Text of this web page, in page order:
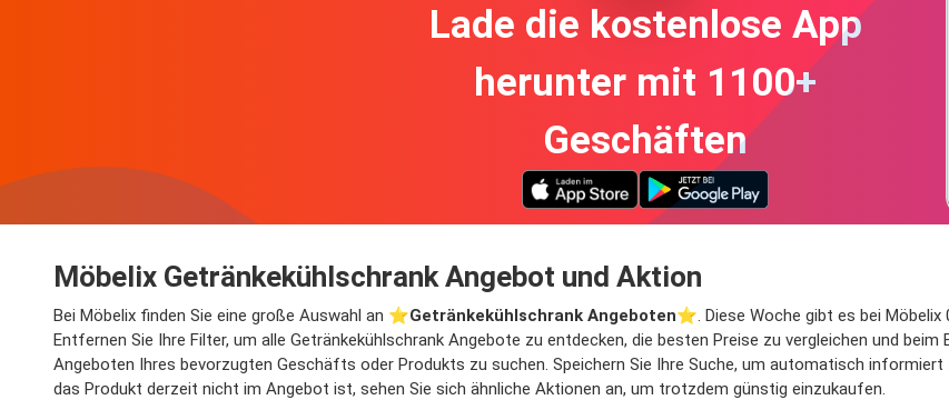
Lade die kostenlose App
herunter mit 1100+
Geschäften
Möbelix Getränkekühlschrank Angebot und Aktion
Bei Möbelix finden Sie eine große Auswahl an ⭐️Getränkekühlschrank Angeboten⭐️. Diese Woche gibt es bei
Entfernen Sie Ihre Filter, um alle Getränkekühlschrank Angebote zu entdecken, die besten Preise zu vergleichen und
Angeboten Ihres bevorzugten Geschäfts oder Produkts zu suchen. Speichern Sie Ihre Suche, um automatisch
das Produkt derzeit nicht im Angebot ist, sehen Sie sich ähnliche Aktionen an, um trotzdem günstig einzukaufen.